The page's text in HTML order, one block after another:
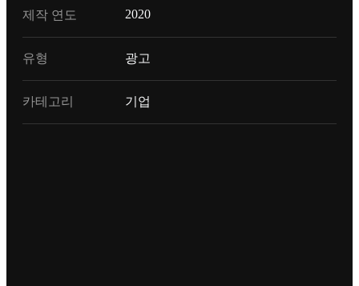
제작 연도 2020
유형 광고
카테고리 기업